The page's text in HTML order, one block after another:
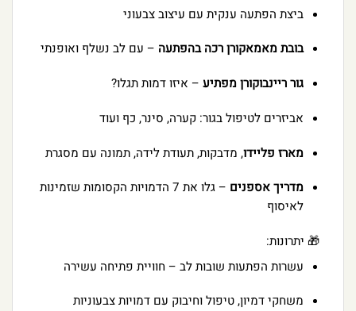
ביצת הפתעה ענקית עם עיצוב צבעוני
בובת מאמאקורן רכה בהפתעה – עם לב נשלף ואופנתי
גור ריינבוקורן מפתיע– איזו דמות תגלו?
אביזרים לטיפול בגור: קערה, סינר, כף ועוד
מארז פליידו, מדבקות, תעודת לידה, תמונה עם מסגרת
מדריך אספנים
– גלו את 7 הדמויות הקסומות שזמינות
לאיסוף
🎁 יתרונות:
עשרות הפתעות שובות לב – חוויית פתיחה עשירה
משחקי דמיון, טיפול וחיבוק עם דמויות צבעוניות